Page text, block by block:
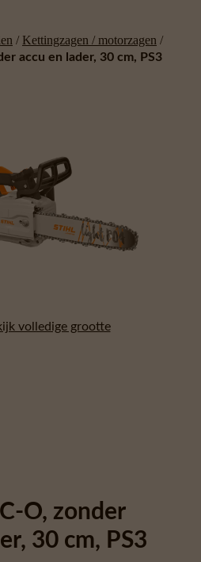
/ Kettingzagen / motorzagen /
accu en lader, 30 cm, PS3
volledige grootte
O, zonder
30 cm, PS3